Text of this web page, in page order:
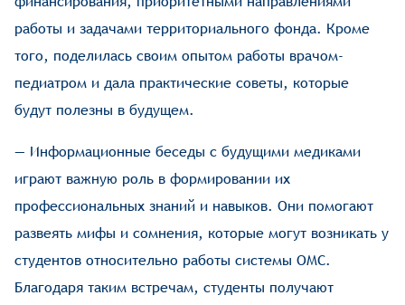
работы и задачами территориального фонда. Кроме
того, поделилась своим опытом работы врачом-
педиатром и дала практические советы, которые
будут полезны в будущем.
— Информационные беседы с будущими медиками
играют важную роль в формировании их
профессиональных знаний и навыков. Они помогают
развеять мифы и сомнения, которые могут возникать у
студентов относительно работы системы ОМС.
Благодаря таким встречам, студенты получают